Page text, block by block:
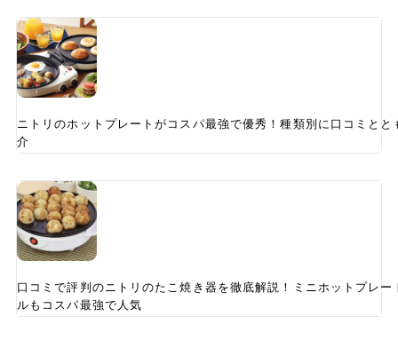
ニトリのホットプレートがコスパ最強で優秀！種類別に口コミとと
介
口コミで評判のニトリのたこ焼き器を徹底解説！ミニホットプレ
ルもコスパ最強で人気